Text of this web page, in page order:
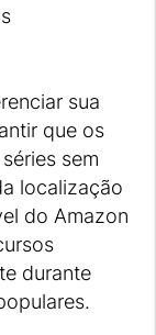
sua
que os
sem
localização
do Amazon
durante